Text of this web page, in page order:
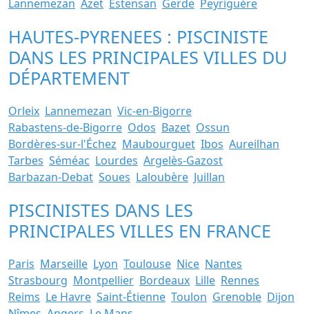
Lannemezan Azet Estensan Gerde Peyriguère
HAUTES-PYRENEES : PISCINISTE
DANS LES PRINCIPALES VILLES DU
DÉPARTEMENT
Orleix Lannemezan Vic-en-Bigorre
Rabastens-de-Bigorre Odos Bazet Ossun
Bordères-sur-l'Échez Maubourguet Ibos Aureilhan
Tarbes Séméac Lourdes Argelès-Gazost
Barbazan-Debat Soues Laloubère Juillan
PISCINISTES DANS LES
PRINCIPALES VILLES EN FRANCE
Paris Marseille Lyon Toulouse Nice Nantes
Strasbourg Montpellier Bordeaux Lille Rennes
Reims Le Havre Saint-Étienne Toulon Grenoble Dijon